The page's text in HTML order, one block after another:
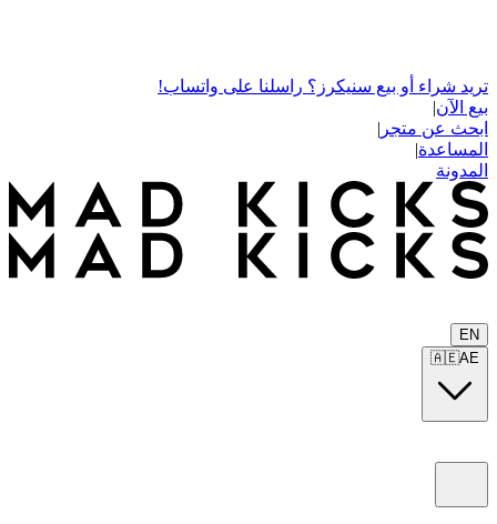
تريد شراء أو بيع سنيكرز؟ راسلنا على واتساب!
بيع الآن|
ابحث عن متجر |
المساعدة|
المدونة
EN
🇦🇪AE